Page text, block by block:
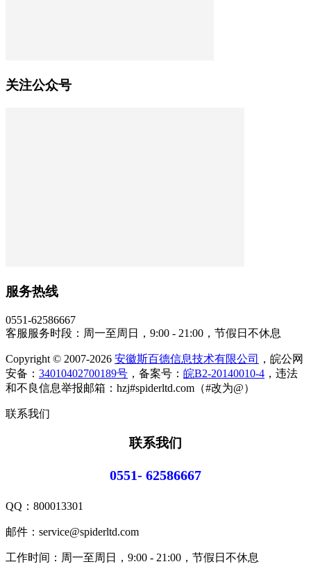
关注公众号
服务热线
0551-62586667
客服服务时段：周一至周日，9:00 - 21:00，节假日不休息
Copyright © 2007-2026 安徽斯百德信息技术有限公司
，皖公网
安备： 34010402700189号 ，备案号： 皖B2-20140010-4 ，违法
和不良信息举报邮箱：hzj#spiderltd.com（#改为@）
联系我们
联系我们
0551- 62586667
QQ： 800013301
邮件：service@spiderltd.com
工作时间：周一至周日，9:00 - 21:00，节假日不休息